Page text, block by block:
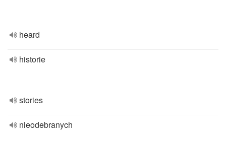
heard
historie
stories
nieodebranych